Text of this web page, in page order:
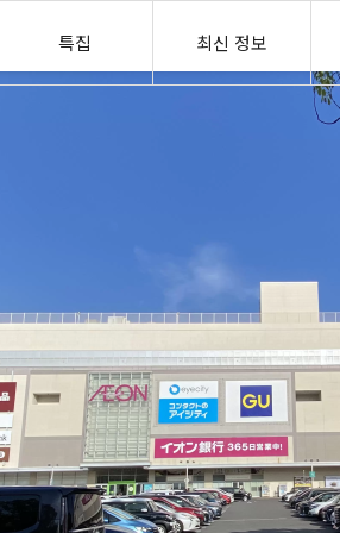
특집 최신 정보